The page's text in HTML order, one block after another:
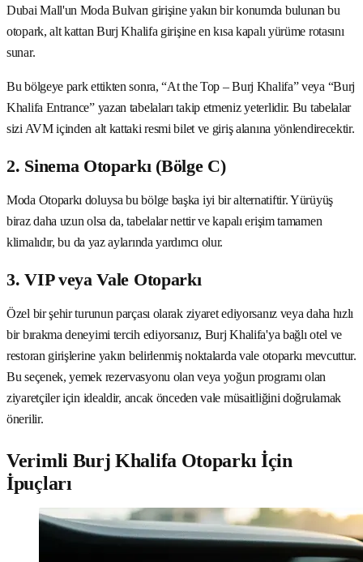
Dubai Mall'un Moda Bulvarı girişine yakın bir konumda bulunan bu
otopark, alt kattan Burj Khalifa girişine en kısa kapalı yürüme rotasını
sunar.
Bu bölgeye park ettikten sonra, “At the Top – Burj Khalifa” veya “Burj
Khalifa Entrance” yazan tabelaları takip etmeniz yeterlidir. Bu tabelalar
sizi AVM içinden alt kattaki resmi bilet ve giriş alanına yönlendirecektir.
2. Sinema Otoparkı (Bölge C)
Moda Otoparkı doluysa bu bölge başka iyi bir alternatiftir. Yürüyüş
biraz daha uzun olsa da, tabelalar nettir ve kapalı erişim tamamen
klimalıdır, bu da yaz aylarında yardımcı olur.
3. VIP veya Vale Otoparkı
Özel bir şehir turunun parçası olarak ziyaret ediyorsanız veya daha hızlı
bir bırakma deneyimi tercih ediyorsanız, Burj Khalifa'ya bağlı otel ve
restoran girişlerine yakın belirlenmiş noktalarda vale otoparkı mevcuttur.
Bu seçenek, yemek rezervasyonu olan veya yoğun programı olan
ziyaretçiler için idealdir, ancak önceden vale müsaitliğini doğrulamak
önerilir.
Verimli Burj Khalifa Otoparkı İçin
İpuçları